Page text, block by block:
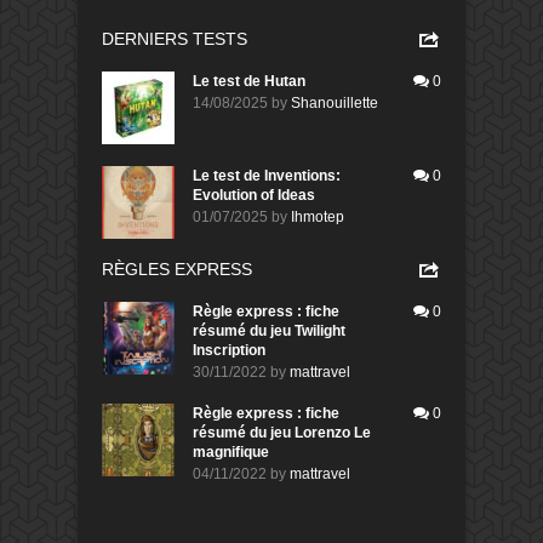
DERNIERS TESTS
Le test de Hutan
14/08/2025 by Shanouillette
0
Le test de Inventions:
Evolution of Ideas
01/07/2025 by Ihmotep
0
RÈGLES EXPRESS
Règle express : fiche
résumé du jeu Twilight
Inscription
30/11/2022 by mattravel
0
Règle express : fiche
résumé du jeu Lorenzo Le
magnifique
04/11/2022 by mattravel
0